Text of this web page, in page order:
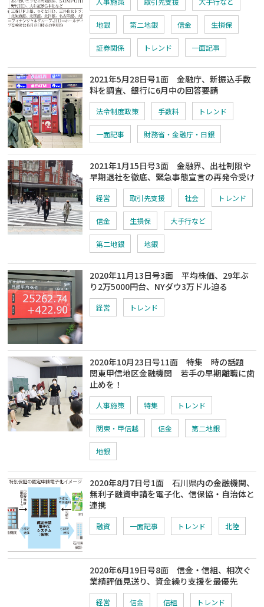
地銀 第二地銀 信金 生損保
証券関係 トレンド 一面記事
2021年5月28日号1面 金融庁、新振込手数
料を調査、銀行に6月中の回答要請
法令制度政策 手数料 トレンド
一面記事 財務省・金融庁・日銀
2021年1月15日号3面 金融界、出社制限や
早期退社を徹底、緊急事態宣言の再発令受け
経営 取引先支援 社会 トレンド
信金 生損保 大手行など
第二地銀 地銀
2020年11月13日号3面 平均株価、29年ぶ
り2万5000円台、NYダウ3万ドル迫る
経営 トレンド
2020年10月23日号11面 特集 時の話題
関東甲信地区金融機関 若手の早期離職に歯
止めを！
人事施策 特集 トレンド
関東・甲信越 信金 第二地銀
地銀
2020年8月7日号1面 石川県内の金融機関、
無利子融資申請を電子化、信保協・自治体と
連携
融資 一面記事 トレンド 北陸
2020年6月19日号8面 信金・信組、相次ぐ
業績評価見送り、資金繰り支援を最優先
経営 信金 信組 トレンド